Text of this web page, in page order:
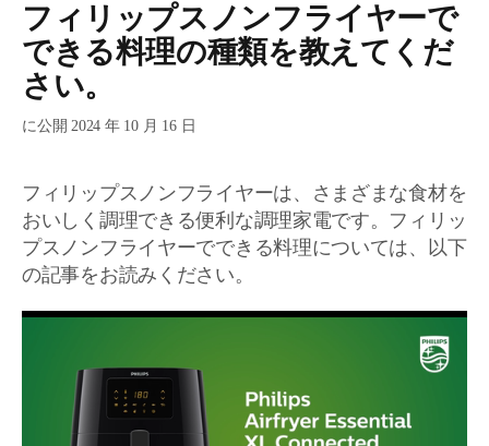
フィリップスノンフライヤーで
できる料理の種類を教えてくだ
さい。
に公開 2024 年 10 月 16 日
フィリップスノンフライヤーは、さまざまな食材を
おいしく調理できる便利な調理家電です。フィリッ
プスノンフライヤーでできる料理については、以下
の記事をお読みください。